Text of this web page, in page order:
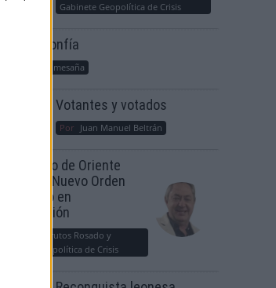
Gabinete Geopolítica de Crisis
Suelta y confía
María Comesaña
Votantes y votados
Por Juan Manuel Beltrán
El Conflicto de Oriente
Medio: Un Nuevo Orden
Autoritario en
Construcción
Álvaro Frutos Rosado y
Gabinete Geopolítica de Crisis